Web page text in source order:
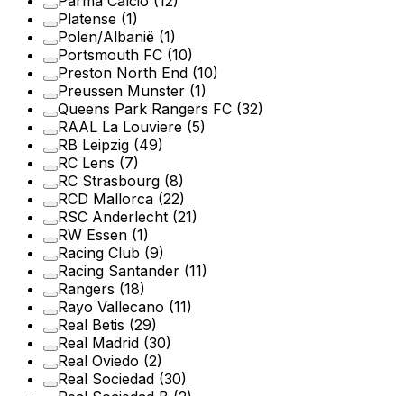
Platense (1)
Polen/Albanië (1)
Portsmouth FC (10)
Preston North End (10)
Preussen Munster (1)
Queens Park Rangers FC (32)
RAAL La Louviere (5)
RB Leipzig (49)
RC Lens (7)
RC Strasbourg (8)
RCD Mallorca (22)
RSC Anderlecht (21)
RW Essen (1)
Racing Club (9)
Racing Santander (11)
Rangers (18)
Rayo Vallecano (11)
Real Betis (29)
Real Madrid (30)
Real Oviedo (2)
Real Sociedad (30)